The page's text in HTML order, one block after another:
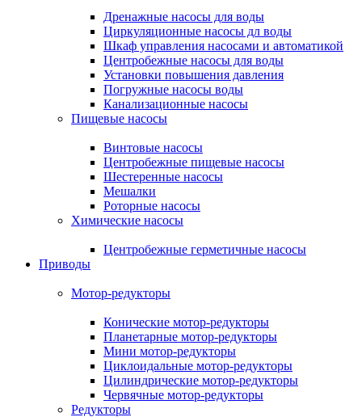
Дренажные насосы для воды
Циркуляционные насосы дл воды
Шкаф управления насосами и автоматикой
Центробежные насосы для воды
Установки повышения давления
Погружные насосы воды
Канализационные насосы
Пищевые насосы
Винтовые насосы
Центробежные пищевые насосы
Шестеренные насосы
Мешалки
Роторные насосы
Химические насосы
Центробежные герметичные насосы
Приводы
Мотор-редукторы
Конические мотор-редукторы
Планетарные мотор-редукторы
Мини мотор-редукторы
Циклоидальные мотор-редукторы
Цилиндрические мотор-редукторы
Червячные мотор-редукторы
Редукторы